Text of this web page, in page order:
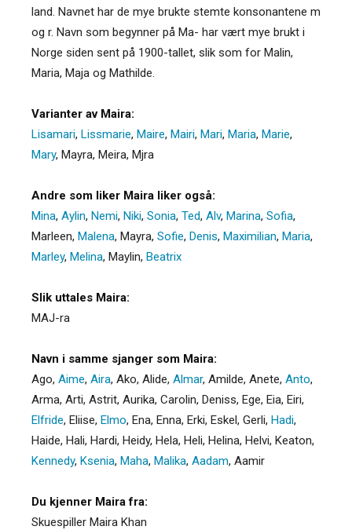
land. Navnet har de mye brukte stemte konsonantene m
og r. Navn som begynner på Ma- har vært mye brukt i
Norge siden sent på 1900-tallet, slik som for Malin,
Maria, Maja og Mathilde.
Varianter av Maira:
Lisamari, Lissmarie, Maire, Mairi, Mari, Maria, Marie,
Mary, Mayra, Meira, Mjra
Andre som liker Maira liker også:
Mina, Aylin, Nemi, Niki, Sonia, Ted, Alv, Marina, Sofia,
Marleen, Malena, Mayra, Sofie, Denis, Maximilian, Maria,
Marley, Melina, Maylin, Beatrix
Slik uttales Maira:
MAJ-ra
Navn i samme sjanger som Maira:
Ago, Aime, Aira, Ako, Alide, Almar, Amilde, Anete, Anto,
Arma, Arti, Astrit, Aurika, Carolin, Deniss, Ege, Eia, Eiri,
Elfride, Eliise, Elmo, Ena, Enna, Erki, Eskel, Gerli, Hadi,
Haide, Hali, Hardi, Heidy, Hela, Heli, Helina, Helvi, Keaton,
Kennedy, Ksenia, Maha, Malika, Aadam, Aamir
Du kjenner Maira fra:
Skuespiller Maira Khan